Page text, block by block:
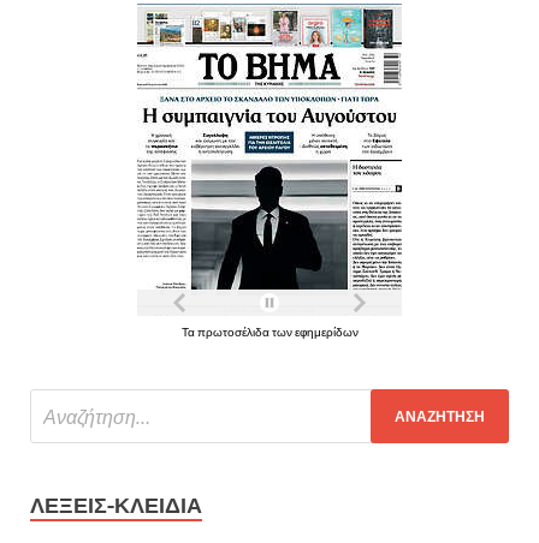
Τα πρωτοσέλιδα των εφημερίδων
ΛΈΞΕΙΣ-ΚΛΕΙΔΙΆ